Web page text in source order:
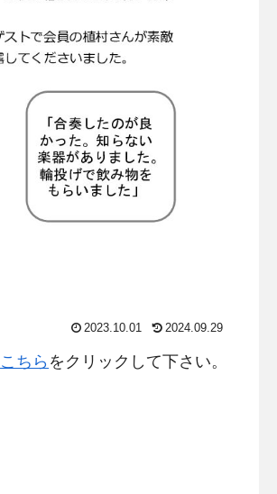
2023.10.01 2024.09.29
こちら をクリックして下さい。